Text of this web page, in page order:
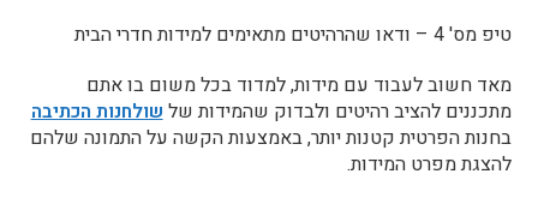
טיפ מס' 4 – ודאו שהרהיטים מתאימים למידות חדרי הבית
מאד חשוב לעבוד עם מידות, למדוד בכל משום בו אתם
מתכננים להציב רהיטים ולבדוק שהמידות של שולחנות הכתיבה
בחנות הפרטית קטנות יותר, באמצעות הקשה על התמונה שלהם
להצגת מפרט המידות.